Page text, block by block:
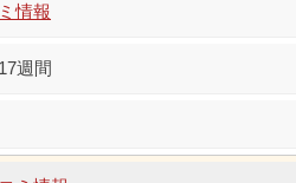
情報
週間